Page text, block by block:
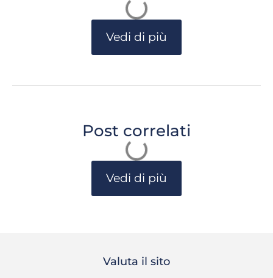
Vedi di più
Post correlati
Vedi di più
Valuta il sito